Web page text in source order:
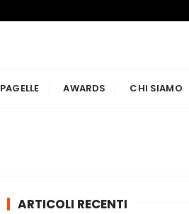
PAGELLE AWARDS CHI SIAMO
ARTICOLI RECENTI